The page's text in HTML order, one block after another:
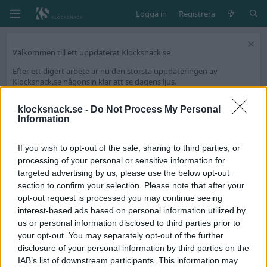
klocksnack.se - Do Not Process My Personal
Information
If you wish to opt-out of the sale, sharing to third parties, or
processing of your personal or sensitive information for
targeted advertising by us, please use the below opt-out
section to confirm your selection. Please note that after your
opt-out request is processed you may continue seeing
interest-based ads based on personal information utilized by
us or personal information disclosed to third parties prior to
your opt-out. You may separately opt-out of the further
disclosure of your personal information by third parties on the
IAB’s list of downstream participants. This information may
Logga in Registrera
Välkommen till ett uppdaterat Klocksnack.se
Efter ett digert arbete är nu den största uppdateringen av
Klocksnack.se någonsin klar att se dagens ljus.
allt fyllt med nya funktioner.
Vi har skapat en tråd på diskussionsdelen för feedback och tekniska
Tack för att ni är med och skapar Skandinaviens bästa klockforum!
/Hook & Leben
Taggar
golf challange
NOS Citizen Golf Challange och Amplitud.
Köpte en NOS Citizen Golf Challange för något år sedan som jag
inte vågat sätta mejseln i innan jag skaffat mig tillräckligt med